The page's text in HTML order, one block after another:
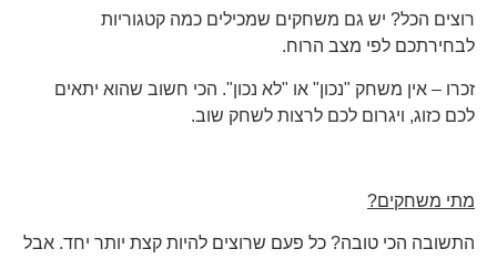
רוצים הכל? יש גם משחקים שמכילים כמה קטגוריות
לבחירתכם לפי מצב הרוח.
זכרו – אין משחק "נכון" או "לא נכון". הכי חשוב שהוא יתאים
לכם כזוג, ויגרום לכם לרצות לשחק שוב.
מתי משחקים?
התשובה הכי טובה? כל פעם שרוצים להיות קצת יותר יחד. אבל